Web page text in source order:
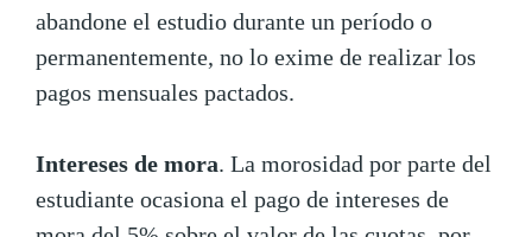
abandone el estudio durante un período o
permanentemente, no lo exime de realizar los
pagos mensuales pactados.
Intereses de mora. La morosidad por parte del
estudiante ocasiona el pago de intereses de